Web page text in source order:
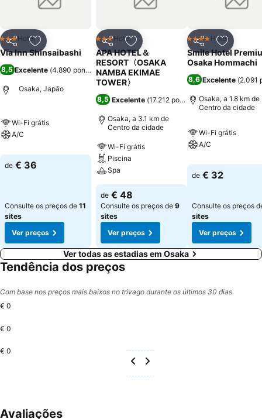
PartilharAdicionar aos favoritos
3 Estrelas
Hotel
Via Inn Shinsaibashi
8,5 Excelente (4.890 pontuações)
Osaka, Japão
Wi-Fi grátis
A/C
de € 36
Consulte os preços de 11
sites
Ver preços
PartilharAdicionar aos favoritos
3 Estrelas
Hotel
APA HOTEL＆
RESORT〈OSAKA
NAMBA EKIMAE
TOWER〉
8,5 Excelente (17.212 pontuações)
Osaka, a 3.1 km de
Centro da cidade
Wi-Fi grátis
Piscina
Spa
de € 48
Consulte os preços de 9
sites
Ver preços
Partilhar
4 EstrelasHotel
Smile Hotel
Osaka Hommachi
8,6 Excelente (2.091
Osaka, a 1.8 km de
Centro da cidade
Wi-Fi grátis
A/C
de € 32
Consulte os preços
sites
Ver preços
Ver todas as estadias em Osaka
Tendência dos preços
Com base nos preços mais baixos no trivago durante os últimos 30 dias
€ 0
€ 0
€ 0
Avaliações